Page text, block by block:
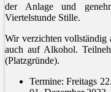
der Anlage und
Viertelstunde Stille.
Wir verzichten vollständig
auch auf Alkohol.
(Platzgründe).
Termine: Freitags